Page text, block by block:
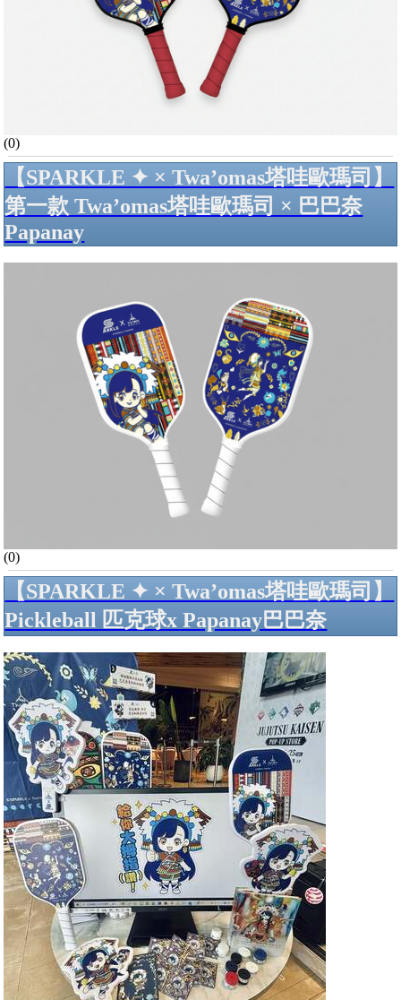
(0)
【SPARKLE ✦ × Twa’omas塔哇歐瑪司】
第一款 Twa’omas塔哇歐瑪司 × 巴巴奈
Papanay
(0)
【SPARKLE ✦ × Twa’omas塔哇歐瑪司】
Pickleball 匹克球x Papanay巴巴奈